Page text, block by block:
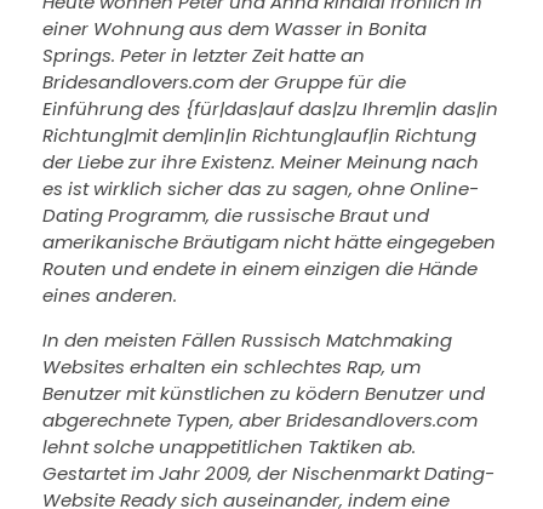
einer Wohnung aus dem Wasser in Bonita
Springs. Peter in letzter Zeit hatte an
Bridesandlovers.com der Gruppe für die
Einführung des {für|das|auf das|zu Ihrem|in das|in
Richtung|mit dem|in|in Richtung|auf|in Richtung
der Liebe zur ihre Existenz. Meiner Meinung nach
es ist wirklich sicher das zu sagen, ohne Online-
Dating Programm, die russische Braut und
amerikanische Bräutigam nicht hätte eingegeben
Routen und endete in einem einzigen die Hände
eines anderen.
In den meisten Fällen Russisch Matchmaking
Websites erhalten ein schlechtes Rap, um
Benutzer mit künstlichen zu ködern Benutzer und
abgerechnete Typen, aber Bridesandlovers.com
lehnt solche unappetitlichen Taktiken ab.
Gestartet im Jahr 2009, der Nischenmarkt Dating-
Website Ready sich auseinander, indem eine